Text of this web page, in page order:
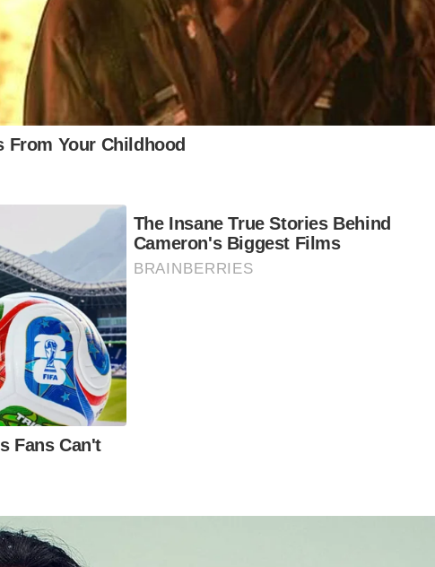
16 എണ്ണത്തിനും ശരിയുത്തരം ഓപ്ഷൻ ‘ബി’ തന്നെ.
കാലാവധി അവസാനിക്കാൻ ഇനിയും സമയം ബാക്കിനിൽക്കെ,
നടത്തി ആരെയോ തിരുകിക്കയറ്റാൻ
ആക്ഷേപം. പരീക്ഷ റദ്ദാക്കി പുനപ്പരീക്ഷ
മുഖ്യമന്ത്രിക്ക് നേരിട്ട് പരാതി നൽകിയിട്ടുണ്ട്.